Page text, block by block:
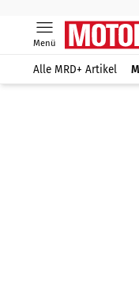
Menü
Alle MRD+ Artikel